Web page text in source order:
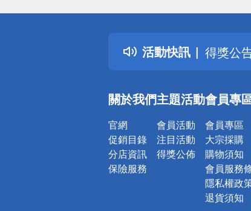
活動快訊
詐騙網
得獎公
熱門話
銀行優
詐騙網
關於我們
官網
促銷目錄
分店資訊
保險服務
主題活動
會員活動
注目活動
得獎公佈
會員專
會員專區
大宗採購
購物須知
會員服務
隱私權政
退貨須知